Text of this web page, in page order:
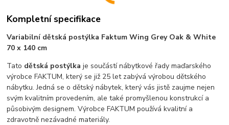
Kompletní specifikace
Variabilní dětská postýlka Faktum Wing Grey Oak & White
70 x 140 cm
Tato dětská postýlka je součástí nábytkové řady maďarského
výrobce FAKTUM, který se již 25 let zabývá výrobou dětského
nábytku. Jedná se o dětský nábytek, který vás jistě zaujme nejen
svým kvalitním provedením, ale také promyšlenou konstrukcí a
působivým designem. Výrobce FAKTUM používá kvalitní a
zdravotně nezávadné materiály.